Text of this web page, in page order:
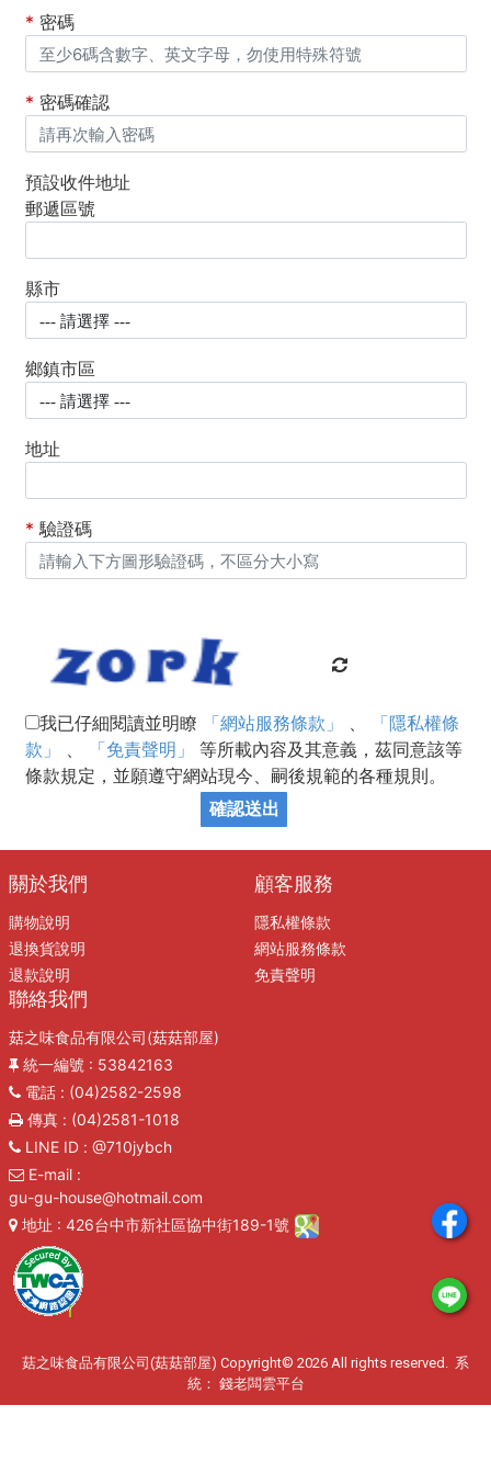
* 密碼
* 密碼確認
預設收件地址
郵遞區號
縣市
鄉鎮市區
地址
* 驗證碼
我已仔細閱讀並明瞭 「網站服務條款」 、
「隱私權條
款」
、 「免責聲明」
等所載內容及其意義，茲同意該等
條款規定，並願遵守網站現今、嗣後規範的各種規則。
確認送出
關於我們
購物說明
退換貨說明
退款說明
顧客服務
隱私權條款
網站服務條款
免責聲明
聯絡我們
菇之味食品有限公司(菇菇部屋)
統一編號 : 53842163
電話: (04)2582-2598
傳真: (04)2581-1018
LINE ID: @710jybch
E-mail:
gu-gu-house@hotmail.com
地址 : 426台中市新社區協中街189-1號
菇之味食品有限公司(菇菇部屋) Copyright© 2026 All rights reserved. 系
統： 錢老闆雲平台